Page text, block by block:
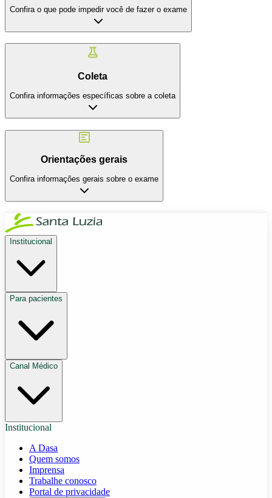
Confira o que pode impedir você de fazer o exame
Coleta
Confira informações específicas sobre a coleta
Orientações gerais
Confira informações gerais sobre o exame
Institucional
Para pacientes
Canal Médico
Institucional
A Dasa
Quem somos
Imprensa
Trabalhe conosco
Portal de privacidade